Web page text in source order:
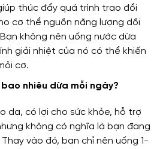
thúc đẩy quá trình trao đổi
cơ thể nguồn năng lượng dồi
không nên uống nước dừa
giải nhiệt của nó có thể khiến
cơ.
bao nhiêu dừa mỗi ngày?
da, có lợi cho sức khỏe, hỗ trợ
không có nghĩa là bạn đang
vào đó, bạn chỉ nên uống 1-